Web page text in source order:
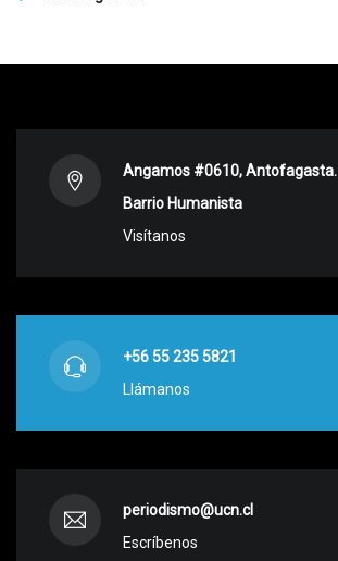
Angamos #0610, Antofagasta.
Barrio Humanista
Visítanos
+56 55 235 5821
Llámanos
periodismo@ucn.cl
Escríbenos